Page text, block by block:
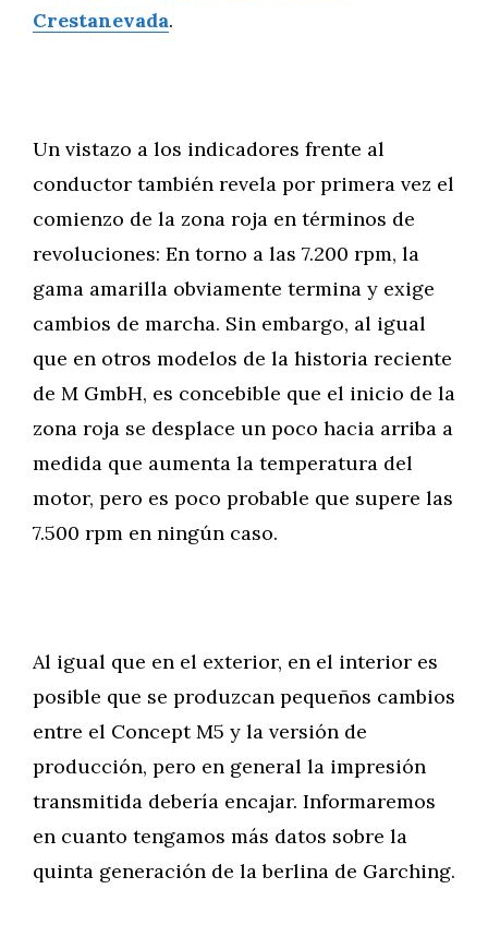
Crestanevada.
Un vistazo a los indicadores frente al
conductor también revela por primera vez el
comienzo de la zona roja en términos de
revoluciones: En torno a las 7.200 rpm, la
gama amarilla obviamente termina y exige
cambios de marcha. Sin embargo, al igual
que en otros modelos de la historia reciente
de M GmbH, es concebible que el inicio de la
zona roja se desplace un poco hacia arriba a
medida que aumenta la temperatura del
motor, pero es poco probable que supere las
7.500 rpm en ningún caso.
Al igual que en el exterior, en el interior es
posible que se produzcan pequeños cambios
entre el Concept M5 y la versión de
producción, pero en general la impresión
transmitida debería encajar. Informaremos
en cuanto tengamos más datos sobre la
quinta generación de la berlina de Garching.